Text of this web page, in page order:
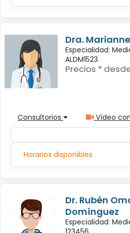
Dra.
Especialidad:
ALDM1523
Precios *
Consultorios Vídeo
Horarios disponibles
Dr. Rubén
Domínguez
Especialidad: